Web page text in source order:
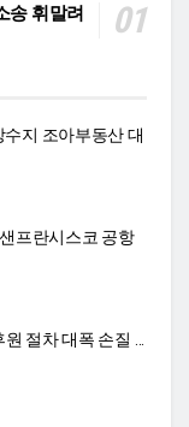
송 휘말려
수지 조아부동산 대
프란시스코 공항
절차 대폭 손질 …